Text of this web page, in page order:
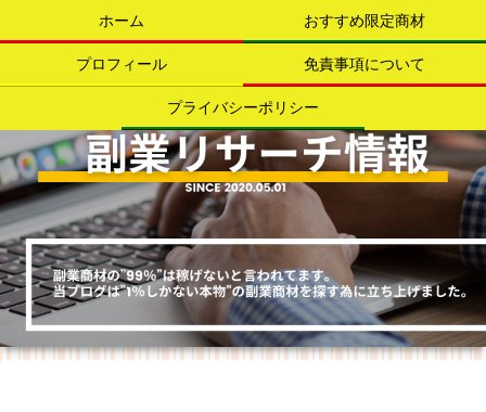
ホーム おすすめ限定商材
プロフィール 免責事項について
プライバシーポリシー